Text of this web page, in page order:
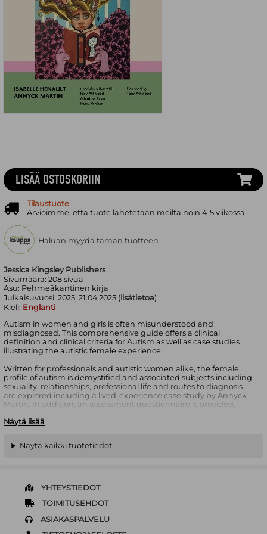
Jessica Kingsley Publishers
Sivumäärä:208 sivua
Asu: Pehmeäkantinen kirja
Julkaisuvuosi:2025, 21.04.2025 ( lisätietoa)
Kieli: Englanti
Autism in women and girls is often misunderstood and
misdiagnosed. This comprehensive guide offers a clinical
definition and clinical criteria for Autism as well as case studies
illustrating the autistic female experience.
Written for professionals and autistic women alike, the female
profile of autism is demystified and associated subjects including
sexuality, relationships, professional life and routes to diagnosis
are explored including a lived-experience case study by Annyck
Martin. In addition, an assessment questionnaire is provided,
question is supported by clinical commentary from Autism
Bruno Wicker to help the reader interpret answers and reach
informed conclusions.
essential tool for both self and clinical diagnosis.
Contributions by: Bruno Wicker, Valentina Pasin, Tony Attwood
Näytä lisää
LISÄÄ OSTOSKORIIN
Tilaustuote
Arvioimme, että tuote lähetetään meiltä noin 4-5 viikossa
Haluan myydä tämän tuotteen
Näytä kaikki tuotetiedot
YHTEYSTIEDOT
TOIMITUSEHDOT
ASIAKASPALVELU